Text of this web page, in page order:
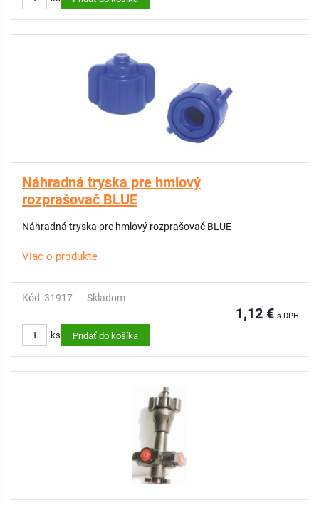
Náhradná tryska pre hmlový
rozprašovač BLUE
Náhradná tryska pre hmlový rozprašovač BLUE
Viac o produkte
Kód: 31917 Skladom
1,12 € s DPH
ks Pridať do košíka